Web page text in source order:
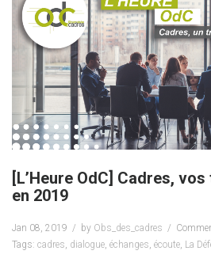
[L’Heure OdC] Cadres,
en 2019
Jan 08, 2019 by Obs_des_cadres
Tags: cadres, dialogue, échanges, écoute, La